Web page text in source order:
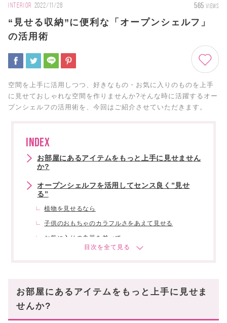
INTERIOR 2022/11/28 565 VIEWS
“見せる収納”に便利な「オープンシェルフ」
の活用術
空間を上手に活用しつつ、好きなもの・お気に入りのものを上手
に見せておしゃれな空間を作りませんか?そんな時に活躍するオー
プンシェルフの活用術を、今回はご紹介させていただきます。
INDEX
お部屋にあるアイテムをもっと上手に見せません
か?
オープンシェルフを活用してセンス良く”見せ
る”
植物を見せるなら
子供のおもちゃのカラフルさをあえて見せる
お気に入りの食器を並べて
コーナーをうまく活用できるのもシェルフならでは
オープンシェルフの活用は無限大
お部屋にあるアイテムをもっと上手に見せま
せんか?